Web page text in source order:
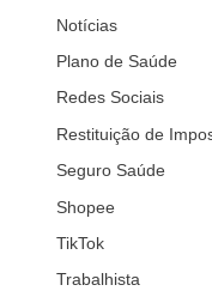
Notícias
Plano de Saúde
Redes Sociais
Restituição de
Seguro Saúde
Shopee
TikTok
Trabalhista